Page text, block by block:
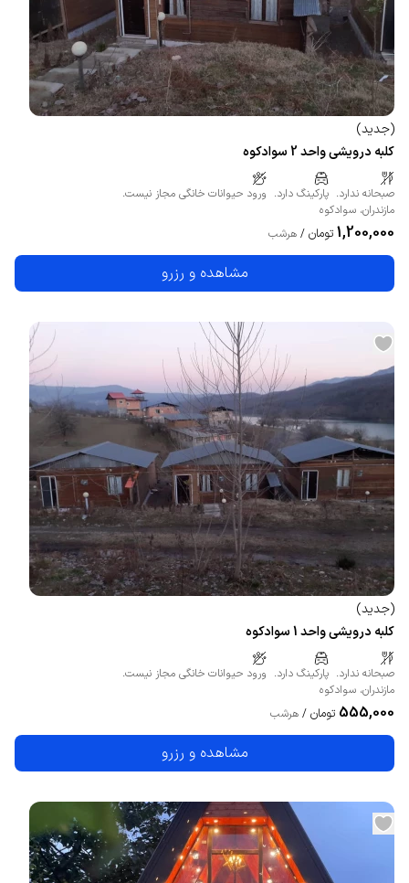
(جدید)
کلبه درویشی واحد 2 سوادکوه
صبحانه ندارد. پارکینگ دارد. ورود حیوانات خانگی مجاز نیست.
مازندران، سوادکوه
1,200,000 تومان / هرشب
مشاهده و رزرو
(جدید)
کلبه درویشی واحد 1 سوادکوه
صبحانه ندارد. پارکینگ دارد. ورود حیوانات خانگی مجاز نیست.
مازندران، سوادکوه
555,000 تومان / هرشب
مشاهده و رزرو